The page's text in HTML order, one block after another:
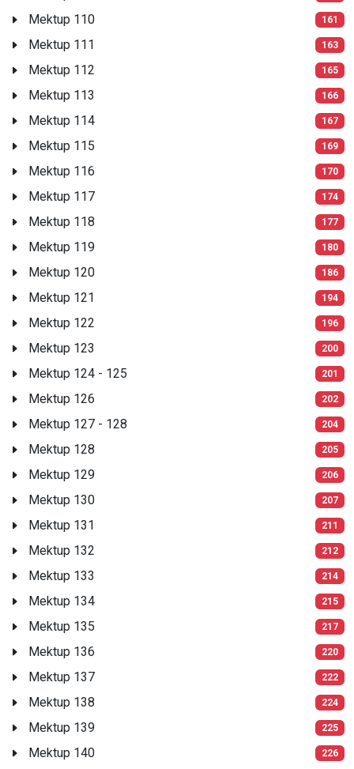
Mektup 110
161
Mektup 111 163
Mektup 112 165
Mektup 113 166
Mektup 114 167
Mektup 115 169
Mektup 116 170
Mektup 117 174
Mektup 118 177
Mektup 119 180
Mektup 120 186
Mektup 121 194
Mektup 122 196
Mektup 123 200
Mektup 124 - 125 201
Mektup 126 202
Mektup 127 - 128 204
Mektup 128 205
Mektup 129 206
Mektup 130 207
Mektup 131 211
Mektup 132 212
Mektup 133 214
Mektup 134 215
Mektup 135 217
Mektup 136 220
Mektup 137 222
Mektup 138 224
Mektup 139 225
Mektup 140 226